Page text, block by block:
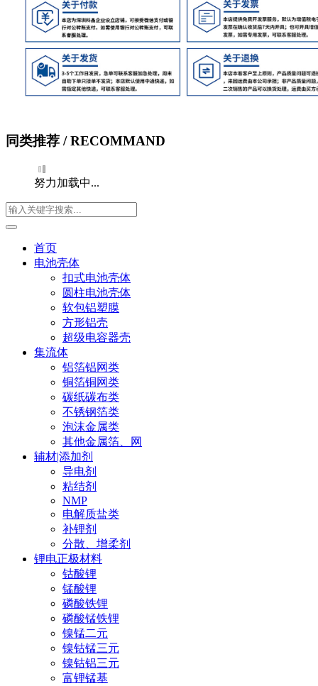
同类推荐 / RECOMMAND
努力加载中...
首页
电池壳体
扣式电池壳体
圆柱电池壳体
软包铝塑膜
方形铝壳
超级电容器壳
集流体
铝箔铝网类
铜箔铜网类
碳纸碳布类
不锈钢箔类
泡沫金属类
其他金属箔、网
辅材|添加剂
导电剂
粘结剂
NMP
电解质盐类
补锂剂
分散、增柔剂
锂电正极材料
钴酸锂
锰酸锂
磷酸铁锂
磷酸锰铁锂
镍锰二元
镍钴锰三元
镍钴铝三元
富锂锰基